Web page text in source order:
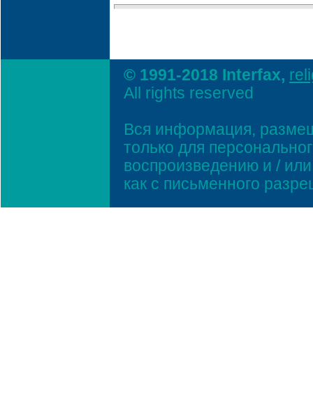
© 1991-2018 Interfax,
All rights reserved
Вся информация,
только для
воспроизведению и /
как с письменного